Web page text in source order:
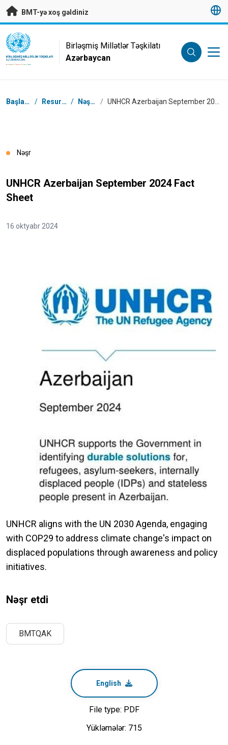
Əsas məzmuna keç
BMT-yə xoş gəldiniz
UN Logo
BIRLƏŞMIŞ MILLƏTLƏR TƏŞKILATI
AZƏRBAYCAN
Birləşmiş Millətlər Təşkilatı
Azərbaycan
Naviqasiya
Başlanğıc / Resurslar / Nəşrlər /
Nəşr
UNHCR Azerbaijan September 2024 Fact
Sheet
16 oktyabr 2024
UNHCR aligns with the UN 2030 Agenda, engaging
with COP29 to address climate change's impact on
displaced populations through awareness and policy
initiatives.
Nəşr etdi
BMTQAK
English
File type: PDF
Yükləmələr: 715